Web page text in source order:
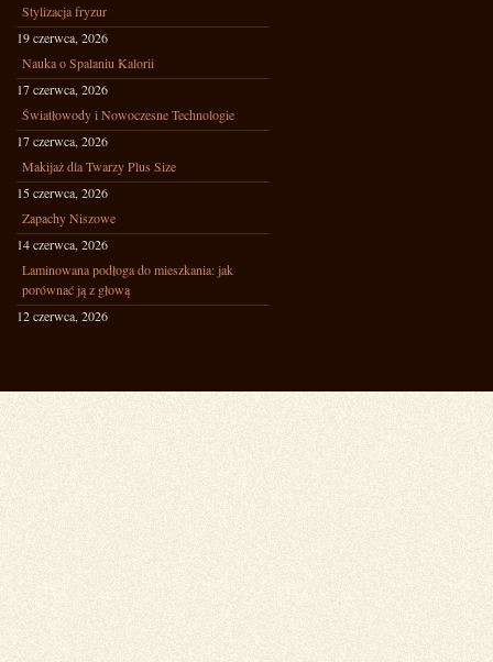
Stylizacja fryzur
19 czerwca, 2026
Nauka o Spalaniu Kalorii
17 czerwca, 2026
Światłowody i Nowoczesne Technologie
17 czerwca, 2026
Makijaż dla Twarzy Plus Size
15 czerwca, 2026
Zapachy Niszowe
14 czerwca, 2026
Laminowana podłoga do mieszkania: jak
porównać ją z głową
12 czerwca, 2026